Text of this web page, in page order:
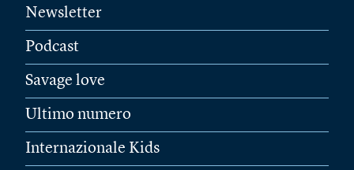
Newsletter
Podcast
Savage love
Ultimo numero
Internazionale Kids